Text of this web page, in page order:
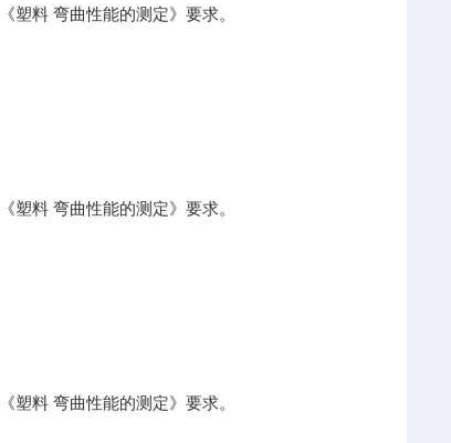
《塑料 弯曲性能的测定》要求。
《塑料 弯曲性能的测定》要求。
《塑料 弯曲性能的测定》要求。